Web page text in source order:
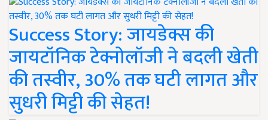
Success Story: जायडेक्स की
जायटॉनिक टेक्नोलॉजी ने बदली खेती
की तस्वीर, 30% तक घटी लागत और
सुधरी मिट्टी की सेहत!